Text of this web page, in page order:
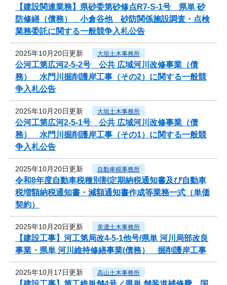
【建設関連業務】県砂委第砂修点R7-S-1号 県単 砂
防修繕（債務） 小倉谷他 砂防関係施設調査・点検
業務委託に関する一般競争入札公告
2025年10月20日更新 大垣土木事務所
公河工第広河2-5-2号 公共 広域河川改修事業（債
務） 水門川掘削護岸工事（その2）に関する一般競
争入札公告
2025年10月20日更新 大垣土木事務所
公河工第広河2-5-1号 公共 広域河川改修事業（債
務） 水門川掘削護岸工事（その1）に関する一般競
争入札公告
2025年10月20日更新 自動車税事務所
令和8年度自動車税種別割定期納税通知書及び自動車
税増額納税通知書・減額通知書作成等業務一式（単価
契約）
2025年10月20日更新 美濃土木事務所
【建設工事】河工第局改4-5-1他号/県単 河川局部改良
事業・県単 河川維持修繕事業(債務） 掘削護岸工事
2025年10月17日更新 高山土木事務所